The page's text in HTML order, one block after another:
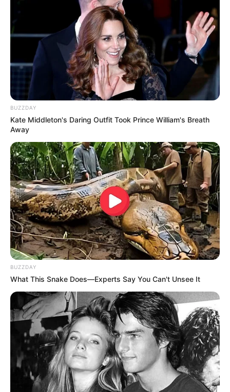
BUZZDAY
Kate Middleton's Daring Outfit Took Prince William's Breath
Away
BUZZDAY
What This Snake Does—Experts Say You Can't Unsee It